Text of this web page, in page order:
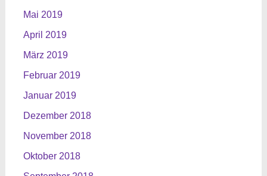
Mai 2019
April 2019
März 2019
Februar 2019
Januar 2019
Dezember 2018
November 2018
Oktober 2018